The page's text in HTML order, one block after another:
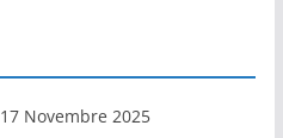
17 Novembre 2025